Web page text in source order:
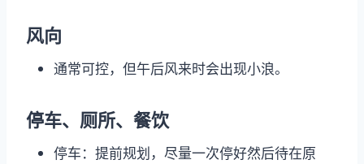
风向
通常可控，但午后风来时会出现小浪。
停车、厕所、餐饮
停车：提前规划，尽量一次停好然后待在原